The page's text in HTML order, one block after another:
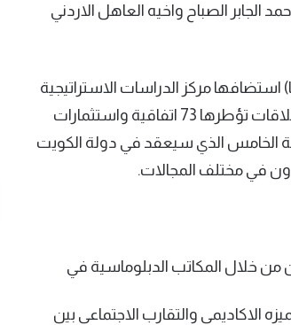
الجابر الصباح واخيه العاهل الاردني
استضافها مركز الدراسات الاستراتيجية
في الجامعة الأردنية بحضور مسؤولين ونواب واكاديميين أردنيين ان هذه العلاقات تؤطرها 73 اتفاقية واستثمارات
المشتركة الخامس الذي سيعقد في دولة الكويت
في مختلف المجالات.
من خلال المكاتب الدبلوماسية في
الاكاديمي والتقارب الاجتماعي بين